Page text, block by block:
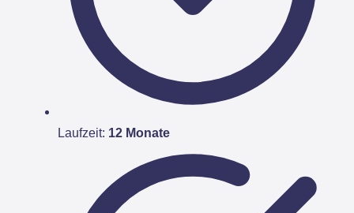
Laufzeit: 12 Monate